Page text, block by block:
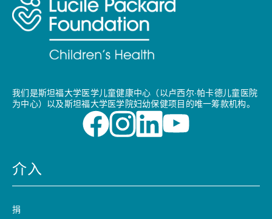
我们是斯坦福大学医学儿童健康中心（以卢西尔·帕卡德儿童医院
为中心）以及斯坦福大学医学院妇幼保健项目的唯一筹款机构。
介入
捐